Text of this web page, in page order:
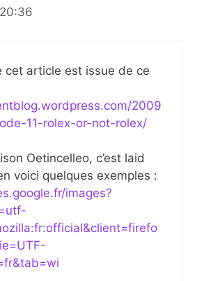
cet article est issue de ce
2009
11-rolex-or-not-rolex/
Oetincelleo, c’est laid
voici quelques exemples :
images?